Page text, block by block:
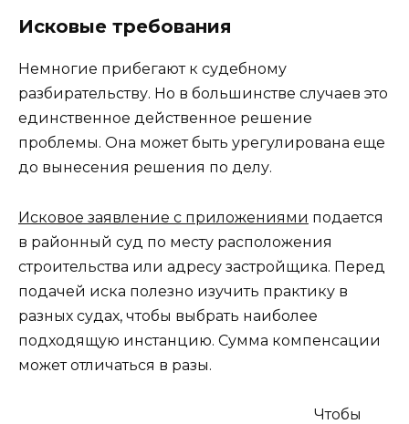
Исковые требования
Немногие прибегают к судебному
разбирательству. Но в большинстве случаев это
единственное действенное решение
проблемы. Она может быть урегулирована еще
до вынесения решения по делу.
Исковое заявление с приложениями подается
в районный суд по месту расположения
строительства или адресу застройщика. Перед
подачей иска полезно изучить практику в
разных судах, чтобы выбрать наиболее
подходящую инстанцию. Сумма компенсации
может отличаться в разы.
Чтобы